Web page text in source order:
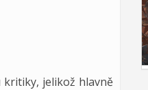
kritiky, jelikož hlavně